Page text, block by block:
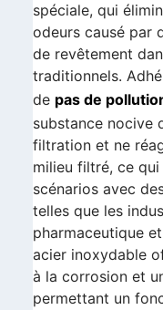
spéciale, qui
odeurs causé par
de revêtement
traditionnels.
de pas de
substance nocive
filtration et ne
milieu filtré, ce
scénarios avec
telles que les
pharmaceutique
acier inoxydable
à la corrosion et
permettant un